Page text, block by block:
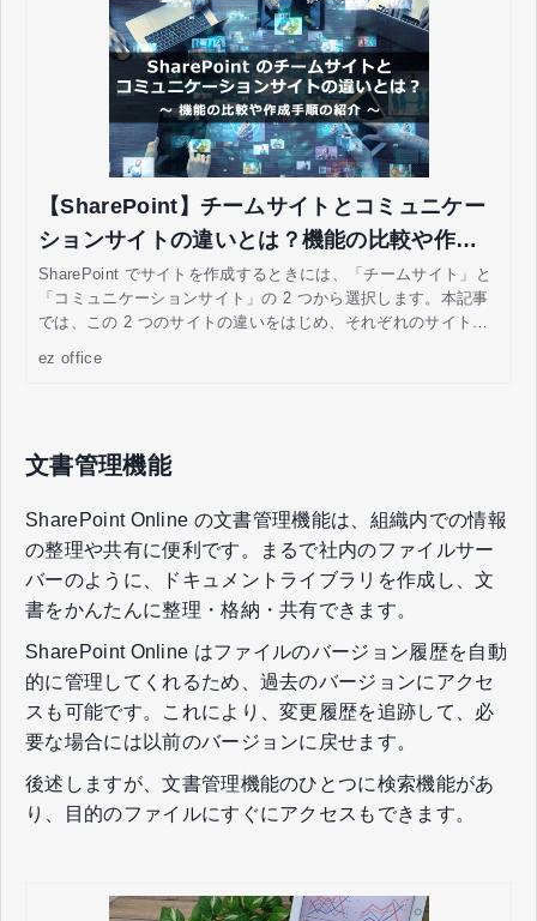
【SharePoint】チームサイトとコミュニケー
ションサイトの違いとは？機能の比較や作成
手順の紹介
SharePoint でサイトを作成するときには、「チームサイト」と
「コミュニケーションサイト」の 2 つから選択します。本記事
では、この 2 つのサイトの違いをはじめ、それぞれのサイトの
ez office
文書管理機能
SharePoint Online の文書管理機能は、組織内での情報
の整理や共有に便利です。まるで社内のファイルサー
バーのように、ドキュメントライブラリを作成し、文
書をかんたんに整理・格納・共有できます。
SharePoint Online はファイルのバージョン履歴を自動
的に管理してくれるため、過去のバージョンにアクセ
スも可能です。これにより、変更履歴を追跡して、必
要な場合には以前のバージョンに戻せます。
後述しますが、文書管理機能のひとつに検索機能があ
り、目的のファイルにすぐにアクセスもできます。